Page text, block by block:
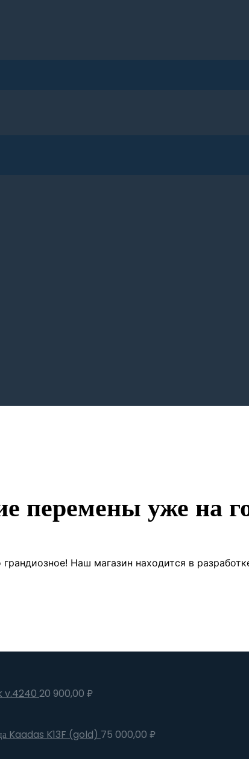
перемены уже на
грандиозное! Наш магазин находится в
v.4240 20 900,00 ₽
Kaadas K13F (gold) 75 000,00 ₽